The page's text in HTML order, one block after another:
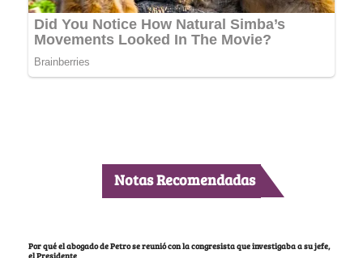
Notas Recomendadas
Por qué el abogado de Petro se reunió con la congresista que investigaba a su jefe,
el Presidente